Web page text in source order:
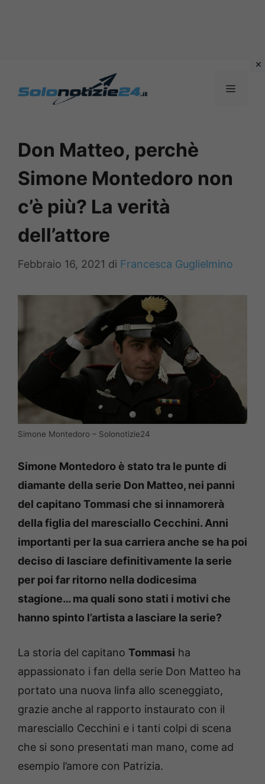
MENU
Don Matteo, perchè
Simone Montedoro non
c’è più? La verità
dell’attore
Febbraio 16, 2021 di Francesca Guglielmino
Simone Montedoro – Solonotizie24
Simone Montedoro è stato tra le punte di
diamante della serie Don Matteo, nei panni
del capitano Tommasi che si innamorerà
della figlia del maresciallo Cecchini. Anni
importanti per la sua carriera anche se ha poi
deciso di lasciare definitivamente la serie
per poi far ritorno nella dodicesima
stagione… ma quali sono stati i motivi che
hanno spinto l’artista a lasciare la serie?
La storia del capitano Tommasi ha
appassionato i fan della serie Don Matteo ha
portato una nuova linfa allo sceneggiato,
grazie anche al rapporto instaurato con il
maresciallo Cecchini e i tanti colpi di scena
che si sono presentati man mano, come ad
esempio l’amore con Patrizia.